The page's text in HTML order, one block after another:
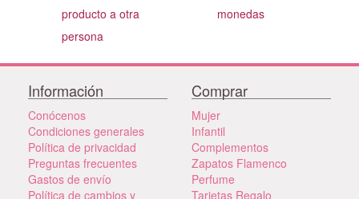
producto a otra
persona
monedas
Información
Conócenos
Condiciones generales
Política de privacidad
Preguntas frecuentes
Gastos de envío
Política de cambios y
Comprar
Mujer
Infantil
Complementos
Zapatos Flamenco
Perfume
Tarjetas Regalo